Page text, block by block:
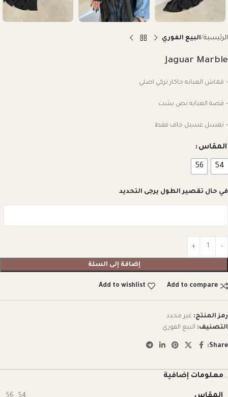
الرئيسية البيع الفوري
Jaguar Marble
– قماش العبايه جاكار تركي اصلي
– قصة العبايه نص بشت
– تغسل غسيل جاف فقط
المقاس
54
56
في حال تقصير الطول يرجى التحديد
إضافة إلى السلة
Add to compare
Add to wishlist
رمز المنتج: غير محدد
التصنيف: البيع الفوري
Share:
معلومات إضافية